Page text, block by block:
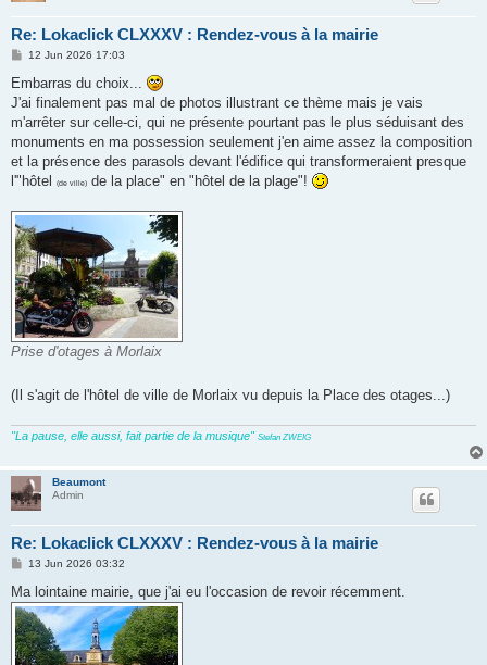
Re: Lokaclick CLXXXV : Rendez-vous à la mairie
P
s
12 Jun 2026 17:03
Embarras du choix...
J'ai finalement pas mal de photos illustrant ce thème mais je vais
m'arrêter sur celle-ci, qui ne présente pourtant pas le plus séduisant des
monuments en ma possession seulement j'en aime assez la composition
et la présence des parasols devant l'édifice qui transformeraient presque
l'"hôtel
(de ville) de la place" en "hôtel de la plage"!
Prise d'otages à Morlaix
(Il s'agit de l'hôtel de ville de Morlaix vu depuis la Place des otages...)
"La pause, elle aussi, fait partie de la musique" Stefan ZWEIG
Beaumont
Admin
Re: Lokaclick CLXXXV : Rendez-vous à la mairie
P
s
t
13 Jun 2026 03:32
Ma lointaine mairie, que j'ai eu l'occasion de revoir récemment.